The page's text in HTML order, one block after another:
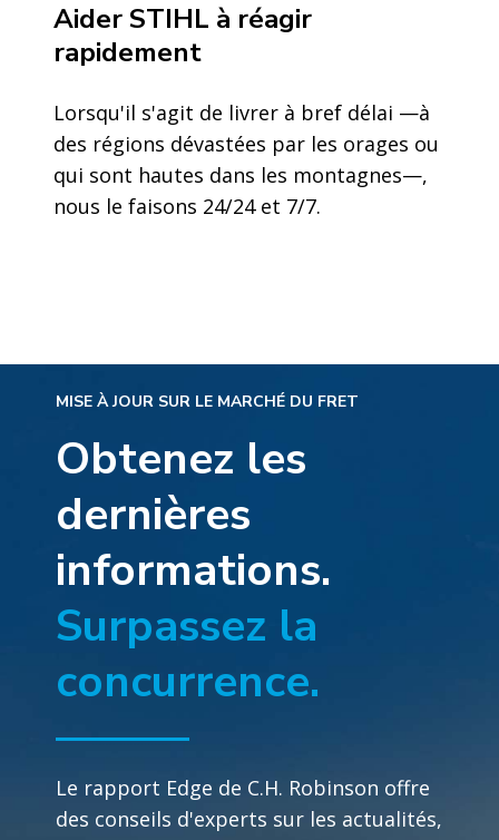
Aider STIHL à réagir
rapidement
Lorsqu'il s'agit de livrer à bref délai —à
des régions dévastées par les orages ou
qui sont hautes dans les montagnes—,
nous le faisons 24/24 et 7/7.
MISE À JOUR SUR LE MARCHÉ DU FRET
Obtenez les
dernières
informations.
Surpassez la
concurrence.
Le rapport Edge de C.H. Robinson offre
des conseils d'experts sur les actualités,